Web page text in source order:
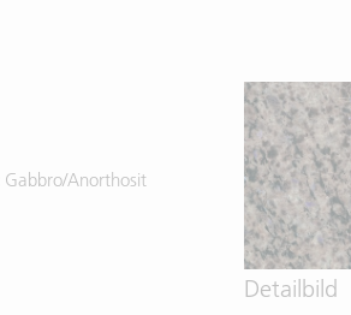
Gabbro/Anorthosit
Detailbild